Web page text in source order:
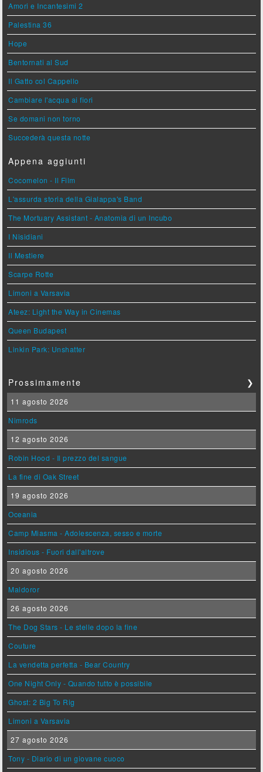
Amori e Incantesimi 2
Palestina 36
Hope
Bentornati al Sud
Il Gatto col Cappello
Cambiare l'acqua ai fiori
Se domani non torno
Succederà questa notte
Appena aggiunti
Cocomelon - Il Film
L'assurda storia della Gialappa's Band
The Mortuary Assistant - Anatomia di un Incubo
I Nisidiani
Il Mestiere
Scarpe Rotte
Limoni a Varsavia
Ateez: Light the Way in Cinemas
Queen Budapest
Linkin Park: Unshatter
Prossimamente ❯
11 agosto 2026
Nimrods
12 agosto 2026
Robin Hood - Il prezzo del sangue
La fine di Oak Street
19 agosto 2026
Oceania
Camp Miasma - Adolescenza, sesso e morte
Insidious - Fuori dall'altrove
20 agosto 2026
Maldoror
26 agosto 2026
The Dog Stars - Le stelle dopo la fine
Couture
La vendetta perfetta - Bear Country
One Night Only - Quando tutto è possibile
Ghost: 2 Big To Rig
Limoni a Varsavia
27 agosto 2026
Tony - Diario di un giovane cuoco